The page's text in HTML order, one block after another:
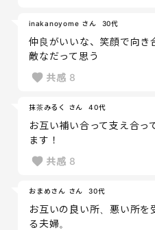
inakanoyome さん 30代
仲良がいいな、笑顔で向き
敵なだって思う
共感 8
抹茶みるく さん 40代
お互い補い合って支え合っ
ます！
共感 8
おまめさん さん 30代
お互いの良い所、悪い所を
る夫婦。